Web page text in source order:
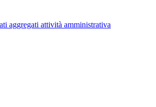
aggregati attività amministrativa